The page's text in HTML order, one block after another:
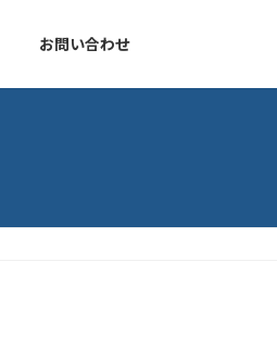
お問い合わせ